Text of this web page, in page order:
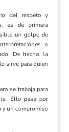
del respeto y
es de primera
un golpe de
o
De hecho, la
sirve para quien
se trabaja para
Ello pasa por
y un compromiso